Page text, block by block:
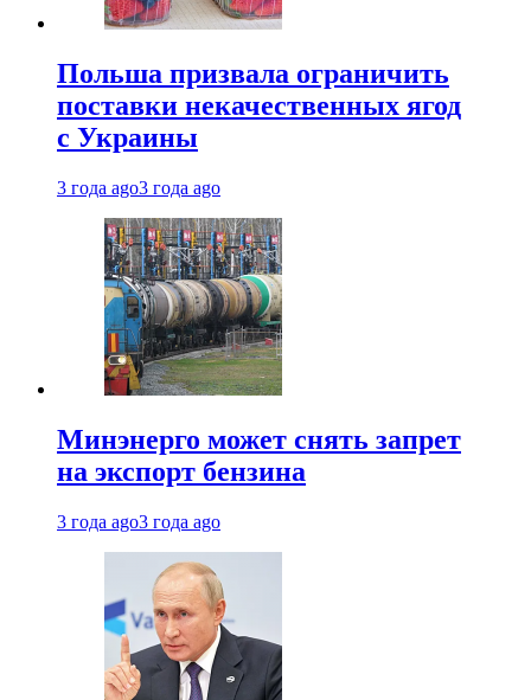
Польша призвала ограничить
поставки некачественных ягод
с Украины
3 года ago3 года ago
Минэнерго может снять запрет
на экспорт бензина
3 года ago3 года ago